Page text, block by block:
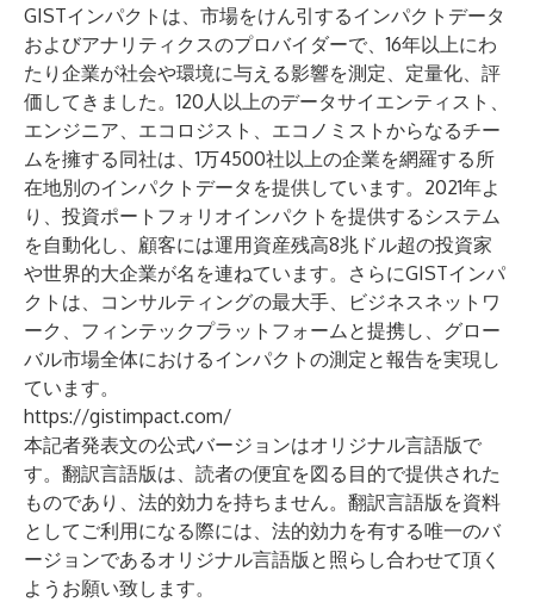
GISTインパクトは、市場をけん引するインパクトデータ
およびアナリティクスのプロバイダーで、16年以上にわ
たり企業が社会や環境に与える影響を測定、定量化、評
価してきました。120人以上のデータサイエンティスト、
エンジニア、エコロジスト、エコノミストからなるチー
ムを擁する同社は、1万4500社以上の企業を網羅する所
在地別のインパクトデータを提供しています。2021年よ
り、投資ポートフォリオインパクトを提供するシステム
を自動化し、顧客には運用資産残高8兆ドル超の投資家
や世界的大企業が名を連ねています。さらにGISTインパ
クトは、コンサルティングの最大手、ビジネスネットワ
ーク、フィンテックプラットフォームと提携し、グロー
バル市場全体におけるインパクトの測定と報告を実現し
ています。
https://gistimpact.com/
本記者発表文の公式バージョンはオリジナル言語版で
す。翻訳言語版は、読者の便宜を図る目的で提供された
ものであり、法的効力を持ちません。翻訳言語版を資料
としてご利用になる際には、法的効力を有する唯一のバ
ージョンであるオリジナル言語版と照らし合わせて頂く
ようお願い致します。